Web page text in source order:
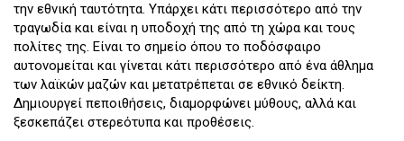
την εθνική ταυτότητα. Υπάρχει κάτι περισσότερο από την
τραγωδία και είναι η υποδοχή της από τη χώρα και τους
πολίτες της. Είναι το σημείο όπου το ποδόσφαιρο
αυτονομείται και γίνεται κάτι περισσότερο από ένα άθλημα
των λαϊκών μαζών και μετατρέπεται σε εθνικό δείκτη.
Δημιουργεί πεποιθήσεις, διαμορφώνει μύθους, αλλά και
ξεσκεπάζει στερεότυπα και προθέσεις.